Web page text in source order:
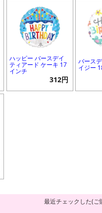
ハッピー バースデイ
ティアード ケーキ 17
インチ
312円
バース
イジー
最近チェックした(ご